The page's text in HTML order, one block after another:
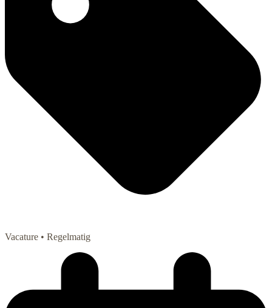
Vacature • Regelmatig